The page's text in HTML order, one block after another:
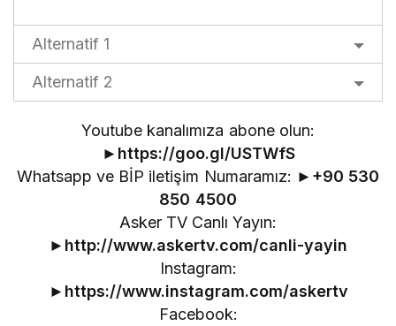
Alternatif 1
Alternatif 2
Youtube kanalımıza abone olun:
► https://goo.gl/USTWfS
Whatsapp ve BİP iletişim Numaramız: ► +90 530
850 4500
Asker TV Canlı Yayın:
► http://www.askertv.com/canli-yayin
Instagram:
► https://www.instagram.com/askertv
Facebook: